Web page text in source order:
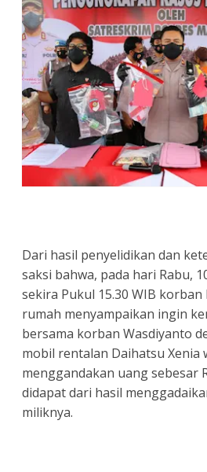
Dari hasil penyelidikan dan
saksi bahwa, pada hari Rabu,
sekira Pukul 15.30 WIB
rumah menyampaikan ingin
bersama korban Wasdiyanto
mobil rentalan Daihatsu
menggandakan uang sebesar
didapat dari hasil
miliknya.